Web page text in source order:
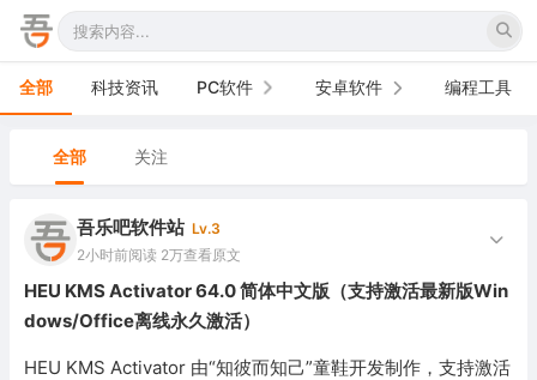
全部 科技资讯 PC软件
办公软件
图形图像
游戏娱乐
安卓软件
手机软件
车机软件
编程工具
全部 关注
吾乐吧软件站 Lv.3
2小时前阅读 2万查看原文
HEU KMS Activator 64.0 简体中文版（支持激活最新版Win
dows/Office离线永久激活）
HEU KMS Activator 由“知彼而知己”童鞋开发制作，支持激活